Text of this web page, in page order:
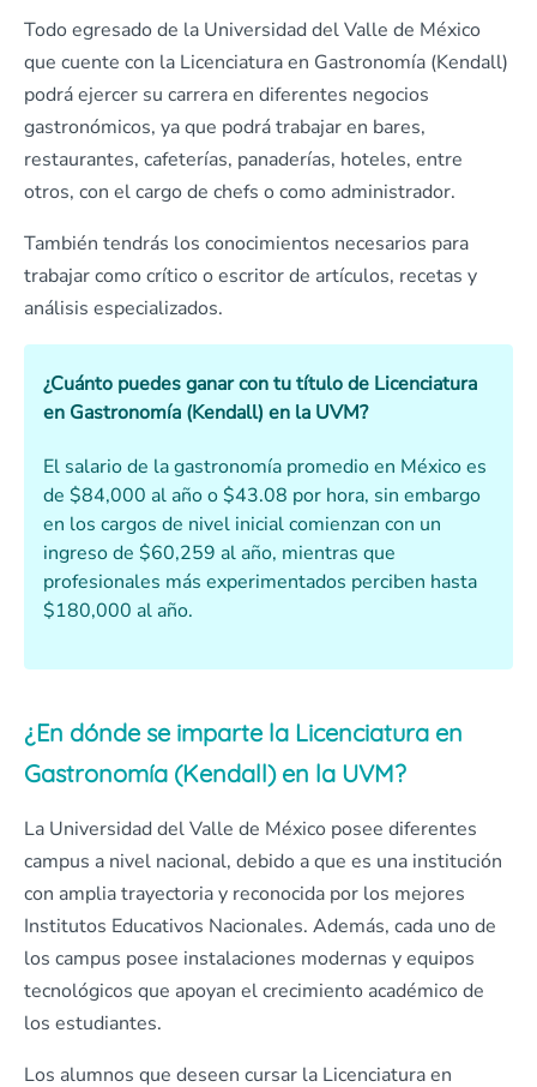
Todo egresado de la Universidad del Valle de México
que cuente con la Licenciatura en Gastronomía (Kendall)
podrá ejercer su carrera en diferentes negocios
gastronómicos, ya que podrá trabajar en bares,
restaurantes, cafeterías, panaderías, hoteles, entre
otros, con el cargo de chefs o como administrador.
También tendrás los conocimientos necesarios para
trabajar como crítico o escritor de artículos, recetas y
análisis especializados.
¿Cuánto puedes ganar con tu título de Licenciatura
en Gastronomía (Kendall) en la UVM?
El salario de la gastronomía promedio en México es
de $84,000 al año o $43.08 por hora, sin embargo
en los cargos de nivel inicial comienzan con un
ingreso de $60,259 al año, mientras que
profesionales más experimentados perciben hasta
$180,000 al año.
¿En dónde se imparte la Licenciatura en
Gastronomía (Kendall) en la UVM?
La Universidad del Valle de México posee diferentes
campus a nivel nacional, debido a que es una institución
con amplia trayectoria y reconocida por los mejores
Institutos Educativos Nacionales. Además, cada uno de
los campus posee instalaciones modernas y equipos
tecnológicos que apoyan el crecimiento académico de
los estudiantes.
Los alumnos que deseen cursar la Licenciatura en